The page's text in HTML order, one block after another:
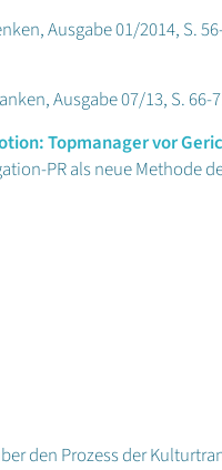
Ausgabe 01/2014, S.
Ausgabe 07/13, S. 66-
Topmanager vor
PR als neue Methode
den Prozess der